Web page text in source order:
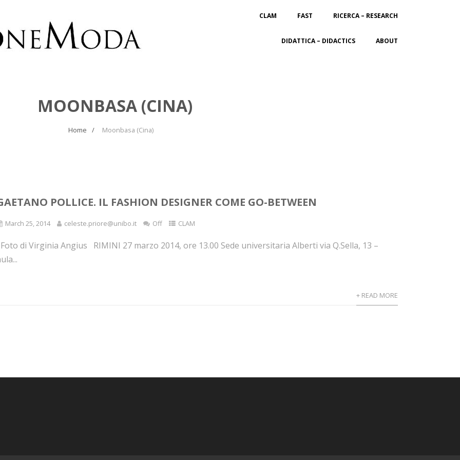
CLAM FAST RICERCA – RESEARCH
DIDATTICA – DIDACTICS ABOUT
MOONBASA (CINA)
Home Moonbasa (Cina)
POLLICE. IL FASHION DESIGNER COME GO-BETWEEN
March 25, 2014 celeste.priore@unibo.it Off CLAM
di Virginia Angius RIMINI 27 marzo 2014, ore 13.00 Sede universitaria Alberti via Q.Sella, 13 –
+ READ MORE